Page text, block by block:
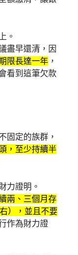
。
盡早還清，因
限長達一年 ，
看到這筆欠款
固定的族群，
，至少持續半
力證明。
兩、三個月存
），並且不要
作為財力證